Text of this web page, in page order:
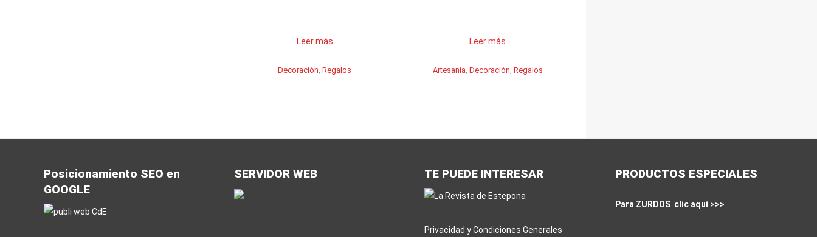
Leer más
Decoración ,Regalos
Leer más
Artesanía Decoración Regalos
Posicionamiento SEO en
GOOGLE
SERVIDOR WEB TE PUEDE INTERESAR
Privacidad y Condiciones Generales
PRODUCTOS ESPECIALES
Para ZURDOS clic aquí >>>